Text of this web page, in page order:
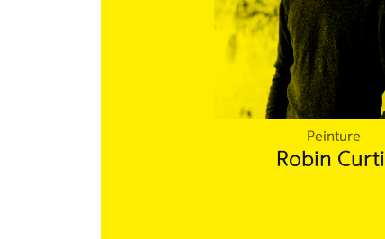
Peinture
Robin Curtil